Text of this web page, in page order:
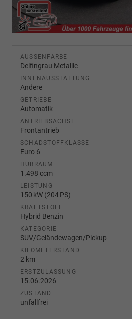
AUSSENFARBE
Delfingrau Metallic
INNENAUSSTATTUNG
Andere
GETRIEBE
Automatik
ANTRIEBSACHSE
Frontantrieb
SCHADSTOFFKLASSE
Euro 6
HUBRAUM
1.498 ccm
LEISTUNG
150 kW (204 PS)
KRAFTSTOFF
Hybrid Benzin
KATEGORIE
SUV/Geländewagen/Pickup
KILOMETERSTAND
2 km
ERSTZULASSUNG
15.06.2026
ZUSTAND
unfallfrei